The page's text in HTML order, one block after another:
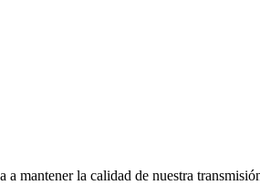
mantener la calidad de nuestra